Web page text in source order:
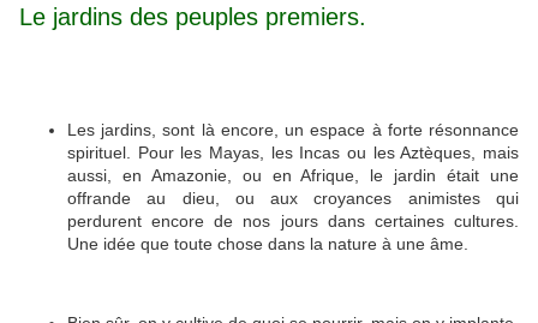
Le jardins des peuples premiers.
Les jardins, sont là encore, un espace à forte résonnance
spirituel. Pour les Mayas, les Incas ou les Aztèques, mais
aussi, en Amazonie, ou en Afrique, le jardin était une
offrande au dieu, ou aux croyances animistes qui
perdurent encore de nos jours dans certaines cultures.
Une idée que toute chose dans la nature à une âme.